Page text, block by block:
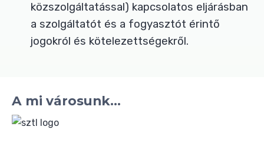
közszolgáltatással) kapcsolatos eljárásban
a szolgáltatót és a fogyasztót érintő
jogokról és kötelezettségekről.
A mi városunk...